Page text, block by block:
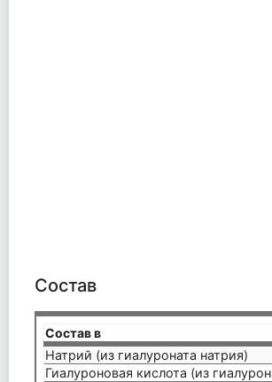
Состав
Состав в
Натрий (из гиалуроната натрия)
Гиалуроновая кислота (из